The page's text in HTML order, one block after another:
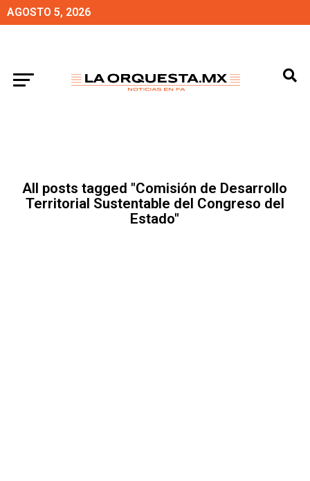
AGOSTO 5, 2026
All posts tagged "Comisión de Desarrollo
Territorial Sustentable del Congreso del
Estado"